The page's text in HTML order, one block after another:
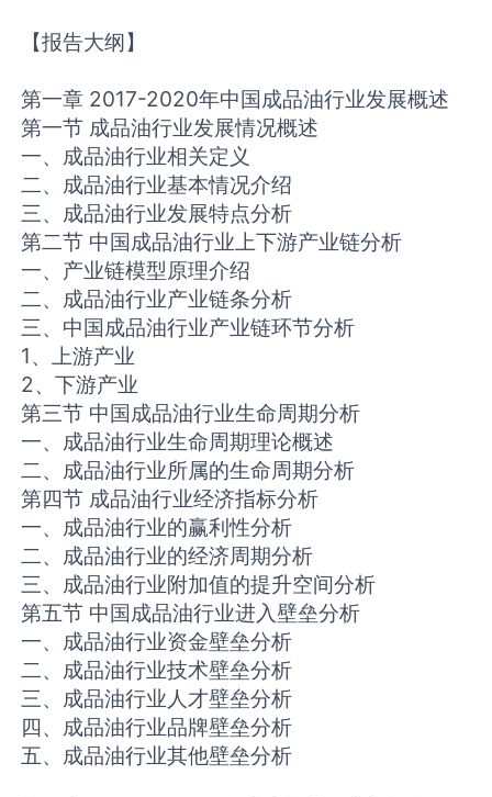
【报告大纲】
第一章 2017-2020年中国成品油行业发展概述
第一节 成品油行业发展情况概述
一、成品油行业相关定义
二、成品油行业基本情况介绍
三、成品油行业发展特点分析
第二节 中国成品油行业上下游产业链分析
一、产业链模型原理介绍
二、成品油行业产业链条分析
三、中国成品油行业产业链环节分析
1、上游产业
2、下游产业
第三节 中国成品油行业生命周期分析
一、成品油行业生命周期理论概述
二、成品油行业所属的生命周期分析
第四节 成品油行业经济指标分析
一、成品油行业的赢利性分析
二、成品油行业的经济周期分析
三、成品油行业附加值的提升空间分析
第五节 中国成品油行业进入壁垒分析
一、成品油行业资金壁垒分析
二、成品油行业技术壁垒分析
三、成品油行业人才壁垒分析
四、成品油行业品牌壁垒分析
五、成品油行业其他壁垒分析